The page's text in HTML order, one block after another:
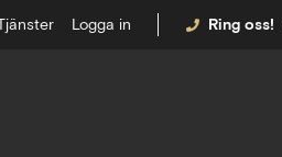
Logga in Ring oss!